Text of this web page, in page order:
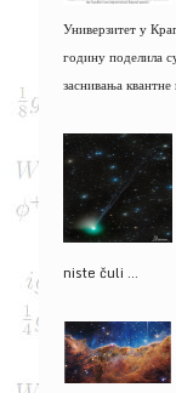
Универзитет у
годину поделила
заснивања
niste čuli ...